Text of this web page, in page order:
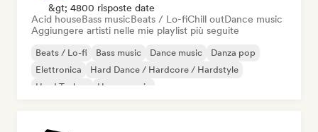
&gt; 4800 risposte date
Acid houseBass musicBeats / Lo-fiChill outDance music
Aggiungere artisti nelle mie playlist più seguite
Beats / Lo-fi Bass music Dance music
Danza pop
Elettronica
Hard Dance / Hardcore / Hardstyle
Hard Techno
House music